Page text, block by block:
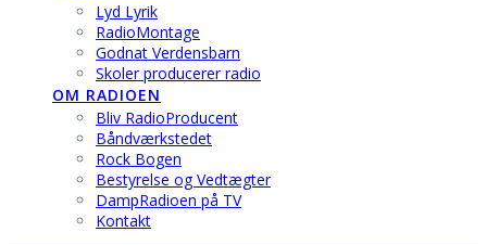
Lyd Lyrik
RadioMontage
Godnat Verdensbarn
Skoler producerer radio
OM RADIOEN
Bliv RadioProducent
Båndværkstedet
Rock Bogen
Bestyrelse og Vedtægter
DampRadioen på TV
Kontakt